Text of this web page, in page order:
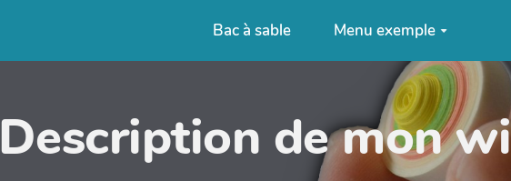
Bac à sable Menu exemple
Description de mon